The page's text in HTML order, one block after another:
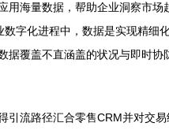
海量数据，帮助企业洞察市场
字化进程中，数据是实现精细
覆盖不直涵盖的状况与即时协
流路径汇合零售CRM并对交